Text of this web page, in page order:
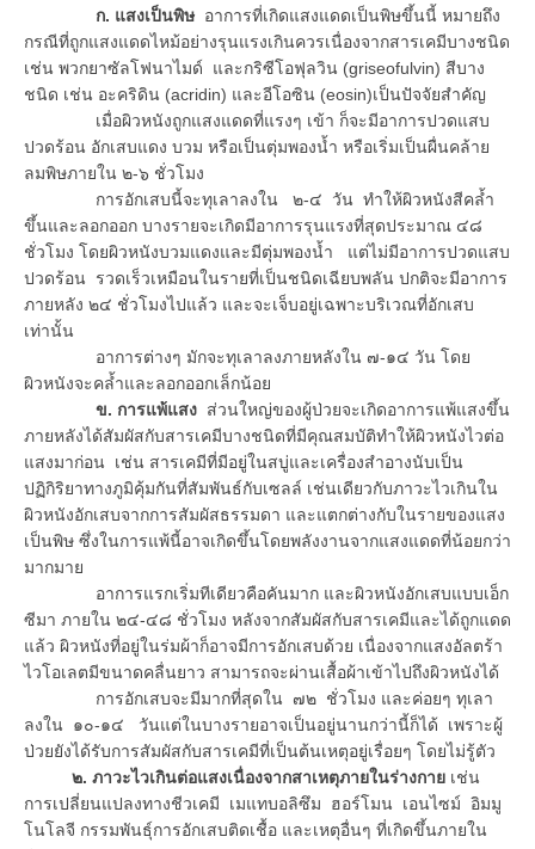
ก. แสงเป็นพิษ อาการที่เกิดแสงแดดเป็นพิษขึ้นนี้ หมายถึง
กรณีที่ถูกแสงแดดไหม้อย่างรุนแรงเกินควรเนื่องจากสารเคมีบางชนิด
เช่น พวกยาซัลโฟนาไมด์ และกริซีโอฟุลวิน (griseofulvin) สีบาง
ชนิด เช่น อะคริดิน (acridin) และอีโอซิน (eosin)เป็นปัจจัยสำคัญ
เมื่อผิวหนังถูกแสงแดดที่แรงๆ เข้า ก็จะมีอาการปวดแสบ
ปวดร้อน อักเสบแดง บวม หรือเป็นตุ่มพองน้ำ หรือเริ่มเป็นผื่นคล้าย
ลมพิษภายใน ๒-๖ ชั่วโมง
การอักเสบนี้จะทุเลาลงใน ๒-๔ วัน ทำให้ผิวหนังสีคล้ำ
ขึ้นและลอกออก บางรายจะเกิดมีอาการรุนแรงที่สุดประมาณ ๔๘
ชั่วโมง โดยผิวหนังบวมแดงและมีตุ่มพองน้ำ แต่ไม่มีอาการปวดแสบ
ปวดร้อน รวดเร็วเหมือนในรายที่เป็นชนิดเฉียบพลัน ปกติจะมีอาการ
ภายหลัง ๒๔ ชั่วโมงไปแล้ว และจะเจ็บอยู่เฉพาะบริเวณที่อักเสบ
เท่านั้น
อาการต่างๆ มักจะทุเลาลงภายหลังใน ๗-๑๔ วัน โดย
ผิวหนังจะคล้ำและลอกออกเล็กน้อย
ข. การแพ้แสง ส่วนใหญ่ของผู้ป่วยจะเกิดอาการแพ้แสงขึ้น
ภายหลังได้สัมผัสกับสารเคมีบางชนิดที่มีคุณสมบัติทำให้ผิวหนังไวต่อ
แสงมาก่อน เช่น สารเคมีที่มีอยู่ในสบู่และเครื่องสำอางนับเป็น
ปฏิกิริยาทางภูมิคุ้มกันที่สัมพันธ์กับเซลล์ เช่นเดียวกับภาวะไวเกินใน
ผิวหนังอักเสบจากการสัมผัสธรรมดา และแตกต่างกับในรายของแสง
เป็นพิษ ซึ่งในการแพ้นี้อาจเกิดขึ้นโดยพลังงานจากแสงแดดที่น้อยกว่า
มากมาย
อาการแรกเริ่มทีเดียวคือคันมาก และผิวหนังอักเสบแบบเอ็ก
ซีมา ภายใน ๒๔-๔๘ ชั่วโมง หลังจากสัมผัสกับสารเคมีและได้ถูกแดด
แล้ว ผิวหนังที่อยู่ในร่มผ้าก็อาจมีการอักเสบด้วย เนื่องจากแสงอัลตร้า
ไวโอเลตมีขนาดคลื่นยาว สามารถจะผ่านเสื้อผ้าเข้าไปถึงผิวหนังได้
การอักเสบจะมีมากที่สุดใน ๗๒ ชั่วโมง และค่อยๆ ทุเลา
ลงใน ๑๐-๑๔ วันแต่ในบางรายอาจเป็นอยู่นานกว่านี้ก็ได้ เพราะผู้
ป่วยยังได้รับการสัมผัสกับสารเคมีที่เป็นต้นเหตุอยู่เรื่อยๆ โดยไม่รู้ตัว
๒. ภาวะไวเกินต่อแสงเนื่องจากสาเหตุภายในร่างกาย เช่น
การเปลี่ยนแปลงทางชีวเคมี เมแทบอลิซึม ฮอร์โมน เอนไซม์ อิมมู
โนโลจี กรรมพันธุ์การอักเสบติดเชื้อ และเหตุอื่นๆ ที่เกิดขึ้นภายใน